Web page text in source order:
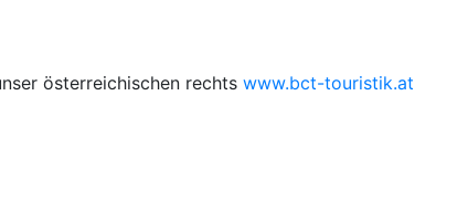
österreichischen rechts www.bct-touristik.at